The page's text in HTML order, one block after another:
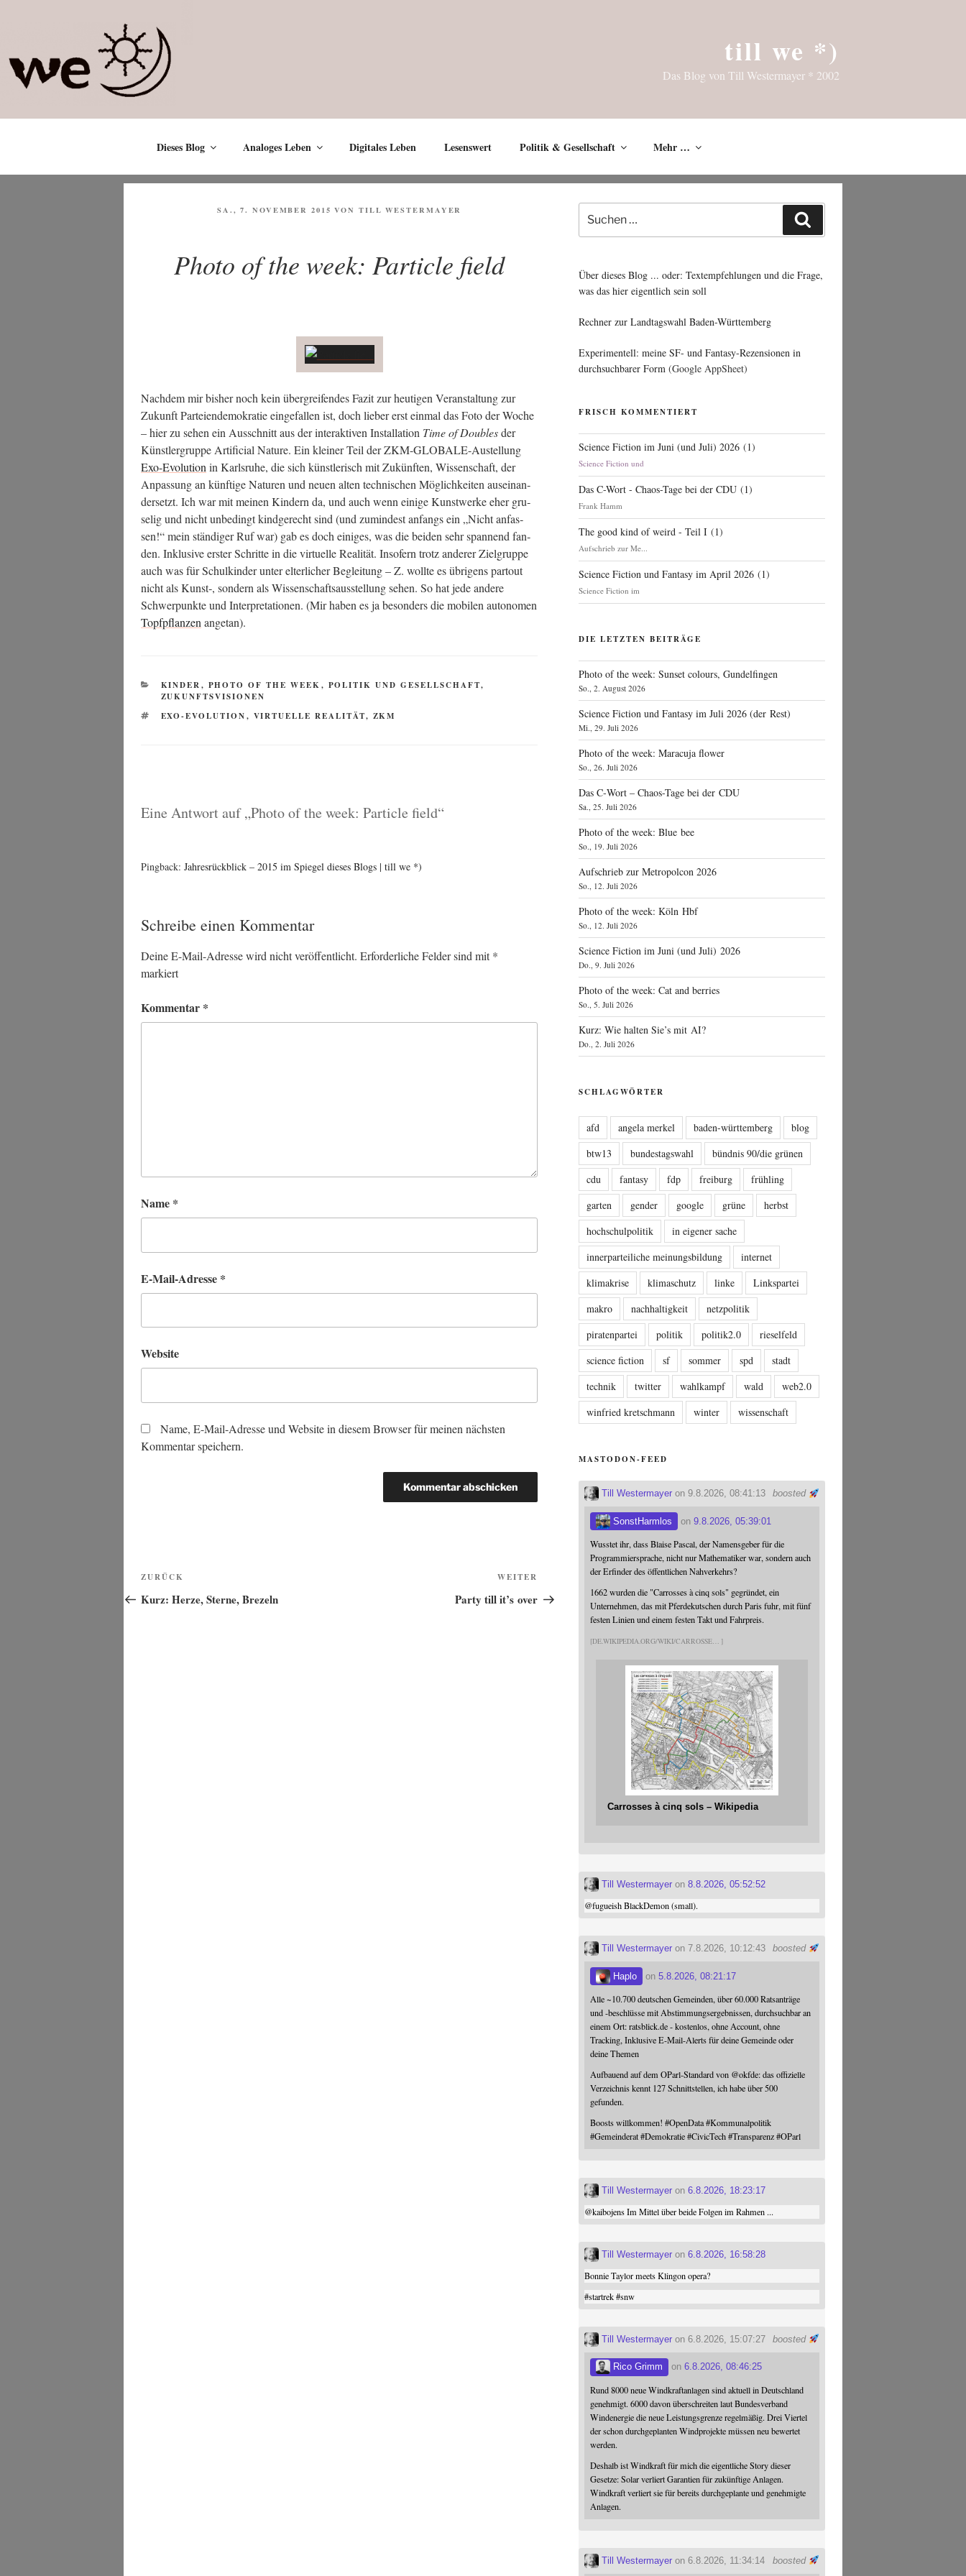
till we *)
Das Blog von Till Westermayer * 2002
Dieses Blog Analoges Leben Digitales Leben Lesenswert Politik & Gesellschaft Mehr …
VERÖFFENTLICHT
SA., 7. NOVEMBER 2015 VONTILL WESTERMAYER
Photo of the week: Particle field
Nach­dem mir bis­her noch kein über­grei­fen­des Fazit zur heu­ti­gen Ver­an­stal­tung zur
Zukunft Par­tei­en­de­mo­kra­tie ein­ge­fal­len ist, doch lie­ber erst ein­mal das Foto der Woche
– hier zu sehen ein Aus­schnitt aus der inter­ak­ti­ven Instal­la­ti­on Time of Dou­blesder
Künst­ler­grup­pe Arti­fi­ci­al Natu­re. Ein klei­ner Teil der ZKM-GLO­BA­LE-Aus­tel­lung
Exo-Evo­lu­ti­on in Karls­ru­he, die sich künst­le­risch mit Zukünf­ten, Wis­sen­schaft, der
Anpas­sung an künf­ti­ge Natu­ren und neu­en alten tech­ni­schen Mög­lich­kei­ten aus­ein­an­
der­setzt. Ich war mit mei­nen Kin­dern da, und auch wenn eini­ge Kunst­wer­ke eher gru­
se­lig und nicht unbe­dingt kind­ge­recht sind (und zumin­dest anfangs ein „Nicht anfas­
sen!“ mein stän­di­ger Ruf war) gab es doch eini­ges, was die bei­den sehr span­nend fan­
den. Inklu­si­ve ers­ter Schrit­te in die vir­tu­el­le Rea­li­tät. Inso­fern trotz ande­rer Ziel­grup­pe
auch was für Schul­kin­der unter elter­li­cher Beglei­tung – Z. woll­te es übri­gens par­tout
nicht als Kunst‑, son­dern als Wis­sen­schafts­aus­stel­lung sehen. So hat jede ande­re
Schwer­punk­te und Inter­pre­ta­tio­nen. (Mir haben es ja beson­ders die mobi­len auto­no­men
Topf­pflan­zen angetan).
KATEGORIEN
KINDER, PHOTO OF THE WEEK, POLITIK UND GESELLSCHAFT,
ZUKUNFTSVISIONEN
SCHLAGWÖRTER
EXO-EVOLUTION, VIRTUELLE REALITÄT, ZKM
Eine Antwort auf „Photo of the week: Particle field“
Pingback: Jahresrückblick – 2015 im Spiegel dieses Blogs | till we *)
Schreibe einen Kommentar
Deine E-Mail-Adresse wird nicht veröffentlicht. Erforderliche Felder sind mit*
markiert
Kommentar *
Name *
E-Mail-Adresse *
Website
Name, E-Mail-Adresse und Website in diesem Browser für meinen nächsten
Kommentar speichern.
Beitragsnavigation
Vorheriger
Beitrag
ZURÜCK
Kurz: Herze, Sterne, Brezeln
Beitrag
WEITER
Party till it’s over
nach:
Über dieses Blog ... oder: Textempfehlungen und die Frage,
was das hier eigentlich sein soll
Rechner zur Landtagswahl Baden-Württemberg
Experimentell: meine SF- und Fantasy-Rezensionen in
durchsuchbarer Form (Google AppSheet)
FRISCH KOMMENTIERT
Science Fiction im Juni (und Juli) 2026 (1)
Science Fiction und
Das C-Wort - Chaos-Tage bei der CDU (1)
Frank Hamm
The good kind of weird - Teil I (1)
Aufschrieb zur Me...
Science Fiction und Fantasy im April 2026 (1)
Science Fiction im
DIE LETZTEN BEITRÄGE
Photo of the week: Sunset colours, Gundelfingen
So., 2. August 2026
Science Fiction und Fantasy im Juli 2026 (der Rest)
Mi., 29. Juli 2026
Photo of the week: Maracuja flower
So., 26. Juli 2026
Das C‑Wort – Chaos-Tage bei der CDU
Sa., 25. Juli 2026
Photo of the week: Blue bee
So., 19. Juli 2026
Aufschrieb zur Metropolcon 2026
So., 12. Juli 2026
Photo of the week: Köln Hbf
So., 12. Juli 2026
Science Fiction im Juni (und Juli) 2026
Do., 9. Juli 2026
Photo of the week: Cat and berries
So., 5. Juli 2026
Kurz: Wie halten Sie’s mit AI?
Do., 2. Juli 2026
SCHLAGWÖRTER
afd angela merkel baden-württemberg
blog
btw13
bundestagswahl
bündnis 90/die grünen
cdu
fantasy fdp freiburg
frühling
garten
gender google grüne
herbst
hochschulpolitik
in eigener sache
innerparteiliche meinungsbildung
internet
klimakrise
klimaschutz linke
Linkspartei
makro
nachhaltigkeit
netzpolitik
piratenpartei
politik politik2.0
rieselfeld
science fiction
sf sommer spd
stadt
technik
twitter wahlkampf wald
web2.0
winfried kretschmann
winter wissenschaft
MASTODON-FEED
boosted
Till Westermayer on 9.8.2026, 08:41:13
SonstHarmlos on9.8.2026, 05:39:01
Wusstet ihr, dass Blaise Pascal, der Namensgeber für die
Programmiersprache, nicht nur Mathematiker war, sondern auch
der Erfinder des öffentlichen Nahverkehrs?
1662 wurden die "Carrosses à cinq sols" gegründet, ein
Unternehmen, das mit Pferdekutschen durch Paris fuhr, mit fünf
festen Linien und einem festen Takt und Fahrpreis.
DE.WIKIPEDIA.ORG/WIKI/CARROSSE
Carrosses à cinq sols – Wikipedia
Till Westermayer on8.8.2026, 05:52:52
@fugueishBlackDemon (small).
boosted
Till Westermayer on 7.8.2026, 10:12:43
Haplo on5.8.2026, 08:21:17
Alle ~10.700 deutschen Gemeinden, über 60.000 Ratsanträge
und -beschlüsse mit Abstimmungsergebnissen, durchsuchbar an
einem Ort: ratsblick.de - kostenlos, ohne Account, ohne
Tracking, Inklusive E-Mail-Alerts für deine Gemeinde oder
deine Themen
Aufbauend auf dem OParl-Standard von @okfde: das offizielle
Verzeichnis kennt 127 Schnittstellen, ich habe über 500
gefunden.
Boosts willkommen!#OpenData #Kommunalpolitik
#Gemeinderat #Demokratie #CivicTech #Transparenz #OParl
Till Westermayer on6.8.2026, 18:23:17
@kaibojensIm Mittel über beide Folgen im Rahmen ...
Till Westermayer on6.8.2026, 16:58:28
Bonnie Taylor meets Klingon opera?
#startrek #snw
boosted
Till Westermayer on 6.8.2026, 15:07:27
Rico Grimm on6.8.2026, 08:46:25
Rund 8000 neue Windkraftanlagen sind aktuell in Deutschland
genehmigt. 6000 davon überschreiten laut Bundesverband
Windenergie die neue Leistungsgrenze regelmäßig. Drei Viertel
der schon durchgeplanten Windprojekte müssen neu bewertet
werden.
Deshalb ist Windkraft für mich die eigentliche Story dieser
Gesetze: Solar verliert Garantien für zukünftige Anlagen.
Windkraft verliert sie für bereits durchgeplante und genehmigte
Anlagen.
boosted
Till Westermayer on 6.8.2026, 11:34:14